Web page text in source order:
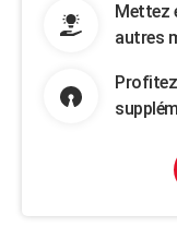
Mettez
autres